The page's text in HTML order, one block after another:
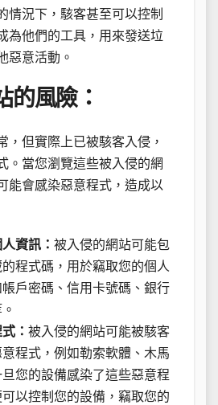
情況下，駭客甚至可以控制
為他們的工具，用來發送垃
惡意活動。
的風險：
，但實際上已被駭客入侵，
。當您瀏覽這些被入侵的網
能會感染惡意程式，造成以
資訊： 被入侵的網站可能包
程式碼，用於竊取您的個人
戶密碼、信用卡號碼、銀行
： 被入侵的網站可能被駭客
程式，例如勒索軟體、木馬
您的設備感染了這些惡意程
以控制您的設備，竊取您的